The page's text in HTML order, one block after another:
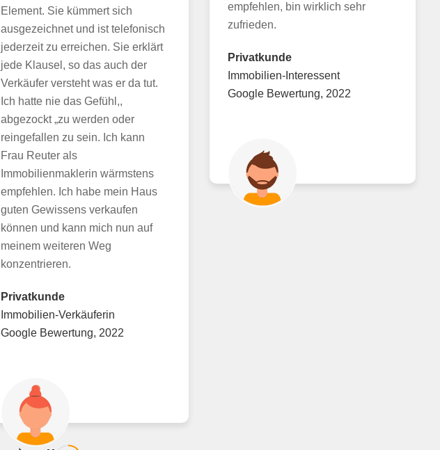
Element. Sie kümmert sich
ausgezeichnet und ist telefonisch
jederzeit zu erreichen. Sie erklärt
jede Klausel, so das auch der
Verkäufer versteht was er da tut.
Ich hatte nie das Gefühl,,
abgezockt „zu werden oder
reingefallen zu sein. Ich kann
Frau Reuter als
Immobilienmaklerin wärmstens
empfehlen. Ich habe mein Haus
guten Gewissens verkaufen
können und kann mich nun auf
meinem weiteren Weg
konzentrieren.
Privatkunde
Immobilien-Verkäuferin
Google Bewertung, 2022
empfehlen, bin wirklich sehr
zufrieden.
Privatkunde
Immobilien-Interessent
Google Bewertung, 2022